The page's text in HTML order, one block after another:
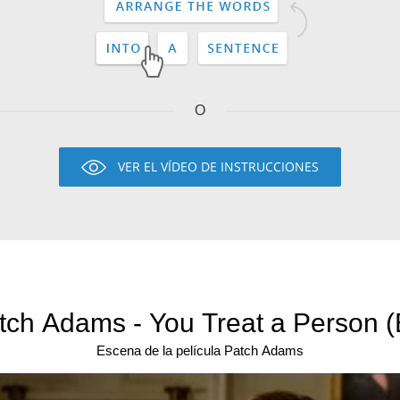
O
VER EL VÍDEO DE INSTRUCCIONES
Adams - You Treat a Person
Escena de la película Patch Adams